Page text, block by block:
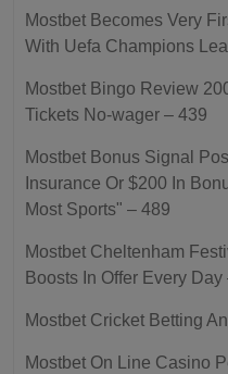
Mostbet Becomes Very
With Uefa Champions
Mostbet Bingo Review
Tickets No-wager – 439
Mostbet Bonus Signal
Insurance Or $200 In
Most Sports" – 489
Mostbet Cheltenham
Boosts In Offer Every Day
Mostbet Cricket Betting
Mostbet On Line Casino